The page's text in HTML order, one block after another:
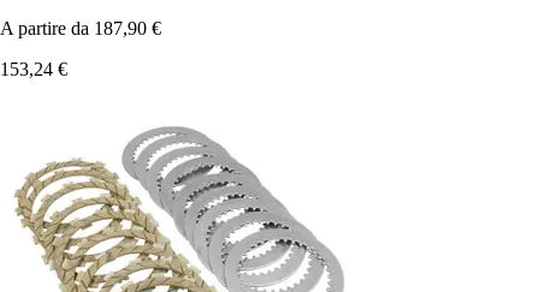
A partire da 187,90 €
153,24 €